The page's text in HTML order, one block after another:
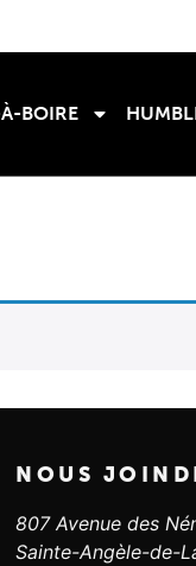
BOIRE
NOUS
807 Avenue des
Sainte-Angèle-de-